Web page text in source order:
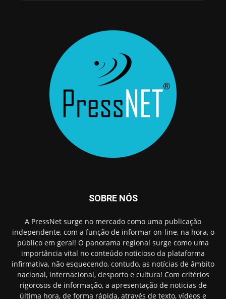
SOBRE NÓS
A PressNet surge no mercado como uma publicação
independente, com a função de informar on-line, na hora, o
público em geral! O panorama regional surge como uma
importância vital no conteúdo noticioso da plataforma
infirmativa, não esquecendo, contudo, as notícias de âmbito
nacional, internacional, desporto e cultura! Com critérios
rigorosos de informação, a apresentação de noticias de
última hora, de forma rápida, através de texto, vídeos e